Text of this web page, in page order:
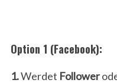
Option 1 (Facebook):
1.Werdet Follower